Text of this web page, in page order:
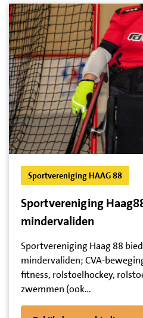
Sportvereniging HAAG 88
Sportvereniging
mindervaliden
Sportvereniging Haag 88
mindervaliden; CVA-
fitness, rolstoelhockey,
zwemmen (ook…